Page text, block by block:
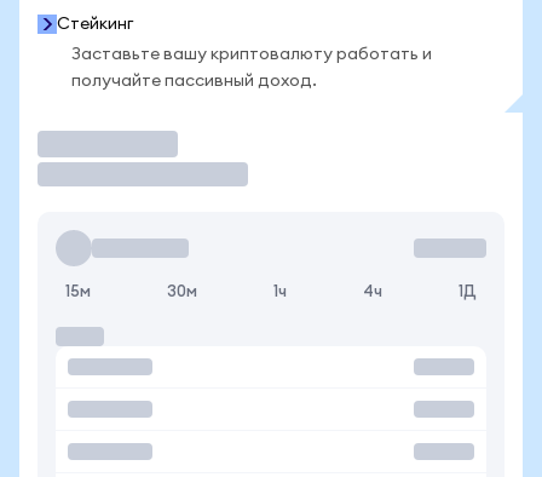
Стейкинг
Заставьте вашу криптовалюту работать и
получайте пассивный доход.
15м 30м 1ч 4ч 1Д